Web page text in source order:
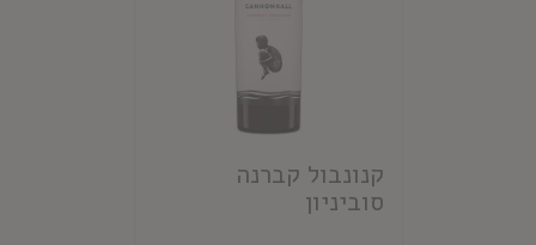
קנונבול קברנה
סוביניון